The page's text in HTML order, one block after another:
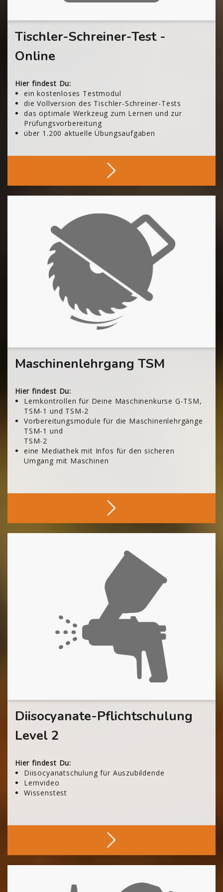
Tischler-Schreiner-Test -
Online
Hier findest Du:
ein kostenloses Testmodul
die Vollversion des Tischler-Schreiner-Tests
das optimale Werkzeug zum Lernen und zur
Prüfungsvorbereitung
über 1.200 aktuelle Übungsaufgaben
Maschinenlehrgang TSM
Hier findest Du:
Lernkontrollen für Deine Maschinenkurse G-TSM,
TSM-1 und TSM-2
Vorbereitungsmodule für die Maschinenlehrgänge
TSM-1 und
TSM-2
eine Mediathek mit Infos für den sicheren
Umgang mit Maschinen
Diisocyanate-Pflichtschulung
Level 2
Hier findest Du:
Diisocyanatschulung für Auszubildende
Lernvideo
Wissenstest